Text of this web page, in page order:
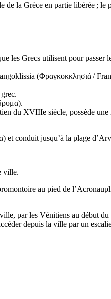
la Grèce en partie libérée ;
les Grecs utilisent pour passer
(Φραγκοκκλησιά/
).
du XVIIIe siècle, possède
) et conduit jusqu’à la plage
ville.
au pied de
par les Vénitiens au début du
depuis la ville par un